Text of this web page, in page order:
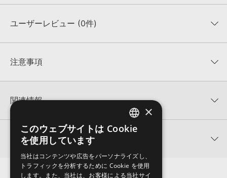
収録ファイル一覧
ユーザーレビュー (0件)
★★★★★
★5
★2
★1
0%
レビューをもっと見る »
注意事項
KONTAKTフォーマットは、
でお使いいただけます。無償版のKONTAKT PLAYERではお使いい
ただけませんので、ご注意ください。また、「ライブラリ・タブ」
への表示にも対応しておりません。
4GBを超えるデータに関するご注意：
FAT32でフォーマットされた
HDDには、1ファイル4GBを超えるデータを格納することができま
せん。データ容量が4GBを超えるダウンロード製品をご購入いただ
きます際には、NTFSやHFS＋でフォーマットされたHDDをご用意
関連情報
【Loopmasters】計57ブランドのサンプルパックが30%OFF！サ
マーセール！
BLUE VIBES - AMBIENT TRAPのサポート情報
関連サポート情報
Xfer Records社『SERUM』のプリセット読み込み方法
ENGLISH
×
このウェブサイトは Cookie
を使用しています
当社はコンテンツや広告をパーソナライズし、
トラフィックを分析するために Cookie を使用
します。また、当社は、お客様による当社サイ